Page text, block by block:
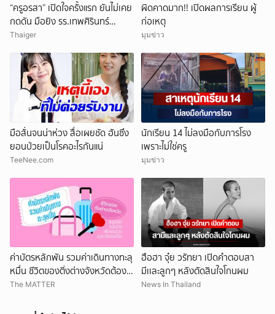
“ครูอรสา” เปิดใจครั้งแรก ยันไม่เคย
กดดัน มือยิง รร.เทพศิรินทร์
นนทบุรี
Thaiger
ผิดคาดมาก!! เปิดผลการเรียน ผู้
ก่อเหตุ
มุมข่าว
มือสั่นจนน่าห่วง สื่อเผยชัด ฮันซึง
ยอนป่วยเป็นโรคอะไรกันแน่
TeeNee.com
นักเรียน 14 ไม่ลงมือกับภารโรง
เพราะไม่ใช่ครู
มุมข่าว
ค่าบัตรหลักพัน รวมค่าเดินทางทะลุ
หมื่น ชีวิตของติ่งต่างจังหวัดต้อง
แลกอะไรบ้าง เพื่อเดินทางมาหา
The MATTER
ฮือฮา จุ๋ย วรัทยา เปิดคำตอบสา
มีเเละลูกๆ หลังตัดสินใจโกนผม
News In Thailand